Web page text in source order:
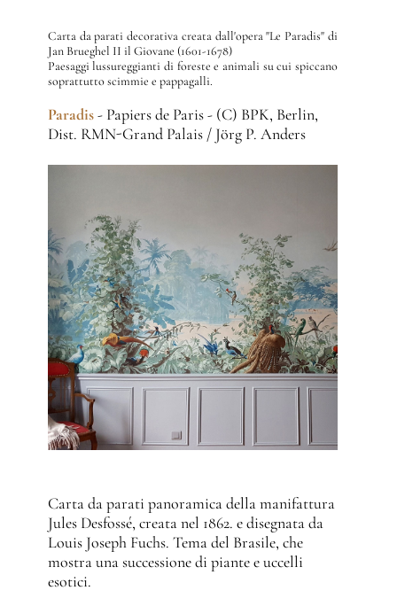
Carta da parati decorativa creata dall'opera "Le Paradis" di
Jan Brueghel II il Giovane (1601-1678)
Paesaggi lussureggianti di foreste e animali su cui spiccano
soprattutto scimmie e pappagalli.
Paradis- Papiers de Paris - (C) BPK, Berlin,
Dist. RMN-Grand Palais / Jörg P. Anders
Carta da parati panoramica della manifattura
Jules Desfossé, creata nel 1862. e disegnata da
Louis Joseph Fuchs. Tema del Brasile, che
mostra una successione di piante e uccelli
esotici.